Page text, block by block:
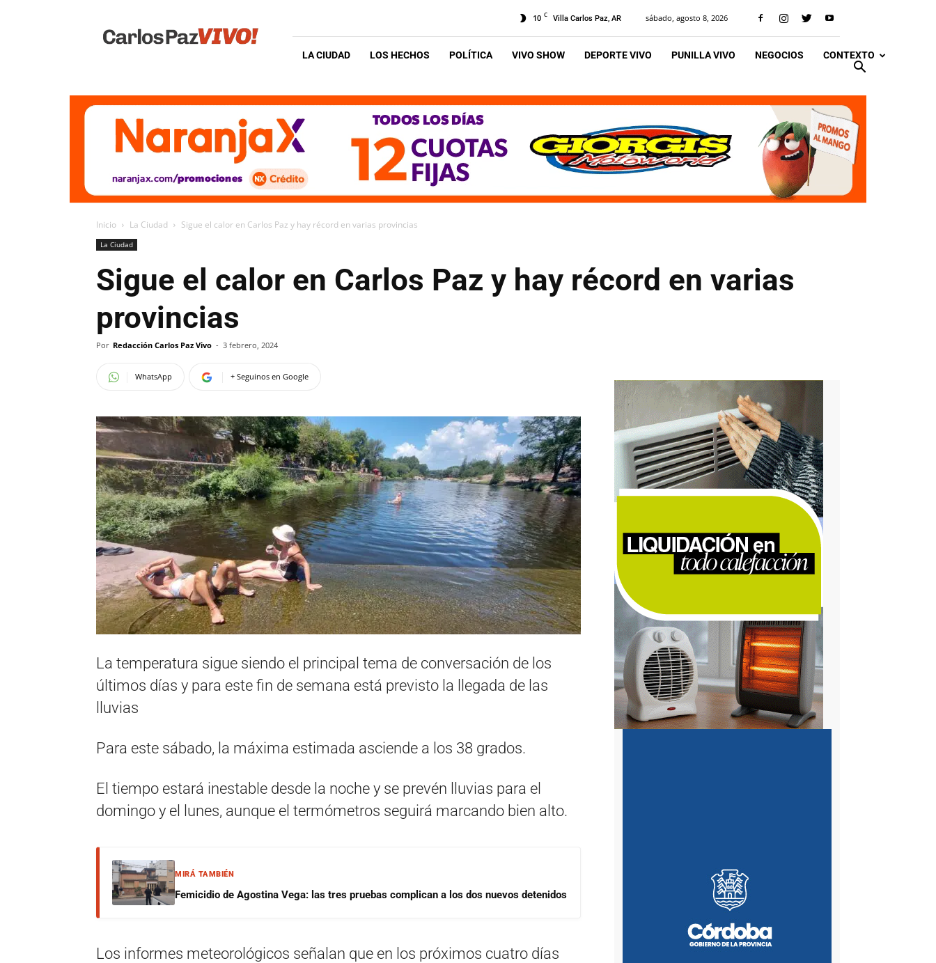
Vivo
10 C Villa Carlos Paz, AR sábado, agosto 8, 2026
LA CIUDAD LOS HECHOS POLÍTICA VIVO SHOW DEPORTE VIVO PUNILLA VIVO NEGOCIOS CONTEXTO
Inicio La Ciudad Sigue el calor en Carlos Paz y hay récord en varias provincias
La Ciudad
Sigue el calor en Carlos Paz y hay récord en varias
provincias
Por Redacción Carlos Paz Vivo - 3 febrero, 2024
WhatsApp + Seguinos en Google
La temperatura sigue siendo el principal tema de conversación de los
últimos días y para este fin de semana está previsto la llegada de las
lluvias
Para este sábado, la máxima estimada asciende a los 38 grados.
El tiempo estará inestable desde la noche y se prevén lluvias para el
domingo y el lunes, aunque el termómetros seguirá marcando bien alto.
MIRÁ TAMBIÉN
Femicidio de Agostina Vega: las tres pruebas complican a los dos nuevos detenidos
Los informes meteorológicos señalan que en los próximos cuatro días